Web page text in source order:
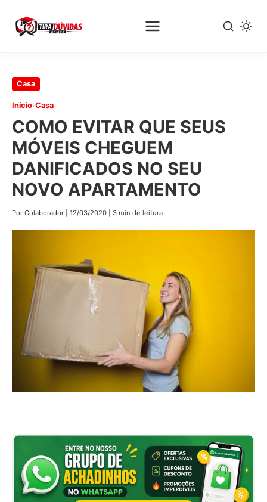
Pular
conteúdo
principal
Casa
Início›Casa
COMO EVITAR QUE SEUS
MÓVEIS CHEGUEM
DANIFICADOS NO SEU
NOVO APARTAMENTO
Por Colaborador 12/03/2020 3 min de leitura